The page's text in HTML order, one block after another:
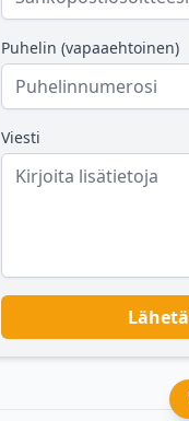
Puhelin (vapaaehtoinen)
Viesti
Lähetä